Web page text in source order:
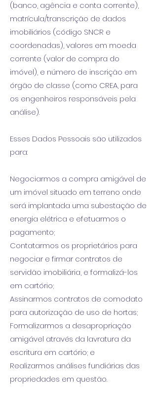
(banco, agência e conta corrente),
matrícula/transcrição de dados
imobiliários (código SNCR e
coordenadas), valores em moeda
corrente (valor de compra do
imóvel), e número de inscrição em
órgão de classe (como CREA, para
os engenheiros responsáveis pela
análise).
Esses Dados Pessoais são utilizados
para:
Negociarmos a compra amigável de
um imóvel situado em terreno onde
será implantada uma subestação de
energia elétrica e efetuarmos o
pagamento;
Contatarmos os proprietários para
negociar e firmar contratos de
servidão imobiliária, e formalizá-los
em cartório;
Assinarmos contratos de comodato
para autorização de uso de hortas;
Formalizarmos a desapropriação
amigável através da lavratura da
escritura em cartório; e
Realizarmos análises fundiárias das
propriedades em questão.